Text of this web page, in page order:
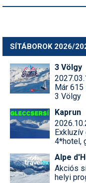
SÍTÁBOROK 2026/
3 Völgy
Már
3 Völgy
Kaprun
4*hotel,
Alpe
Akciós
helyi